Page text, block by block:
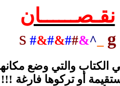
نقـصــــــان
g
^
&
#
#
&
#
&
#
s
والتي وضع
أو تركوها فارغة